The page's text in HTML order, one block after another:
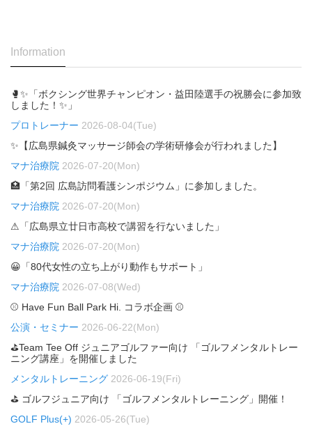
Information
🥊✨「ボクシング世界チャンピオン・益田陸選手の祝勝会に参加致
しました！✨」
プロトレーナー 2026-08-04(Tue)
✨【広島県鍼灸マッサージ師会の学術研修会が行われました】
マナ治療院 2026-07-20(Mon)
🏥「第2回 広島訪問看護シンポジウム」に参加しました。
マナ治療院 2026-07-20(Mon)
⚠「広島県立廿日市高校で講習を行ないました」
マナ治療院 2026-07-20(Mon)
😀「80代女性の立ち上がり動作もサポート」
マナ治療院 2026-07-08(Wed)
⚾ Have Fun Ball Park Hi. コラボ企画 ⚾
公演・セミナー 2026-06-22(Mon)
⛳Team Tee Off ジュニアゴルファー向け 「ゴルフメンタルトレー
ニング講座」を開催しました
メンタルトレーニング 2026-06-19(Fri)
⛳ ゴルフジュニア向け 「ゴルフメンタルトレーニング」開催！
GOLF Plus(+) 2026-05-26(Tue)